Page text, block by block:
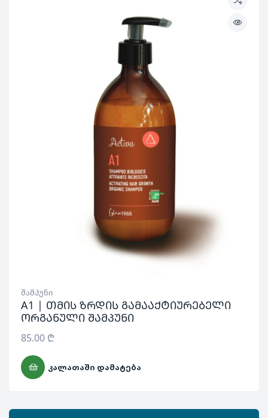
შამპუნი
A1 | თმის ზრდის გამააქტიურებელი
ორგანული შამპუნი
85.00 ₾
ᲙᲐᲚᲐᲗᲐᲨᲘ ᲓᲐᲛᲐᲢᲔᲑᲐ